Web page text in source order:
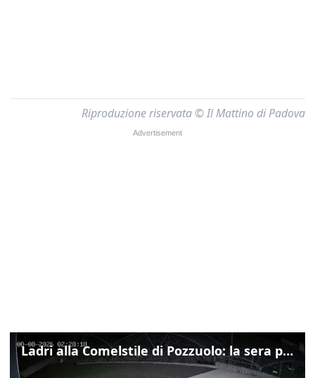
Riproduzione riservata © Il Mattino di Padova
Ladri alla Comelstile di Pozzuolo: la sera prima il tentato furto a Buja, ecco le immagini